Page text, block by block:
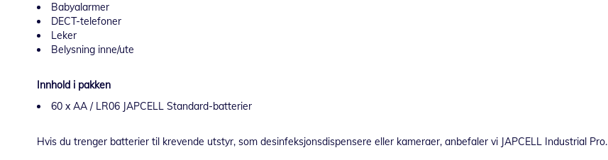
Babyalarmer
DECT-telefoner
Leker
Belysning inne/ute
Innhold i pakken
60 x AA / LR06 JAPCELL Standard-batterier
Hvis du trenger batterier til krevende utstyr, som desinfeksjonsdispensere eller kameraer, anbefaler vi JAPCELL Industrial Pro.